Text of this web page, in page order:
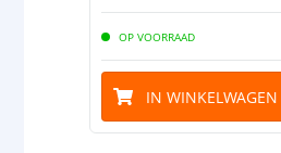
OP VOORRAAD
IN WINKELWAGEN